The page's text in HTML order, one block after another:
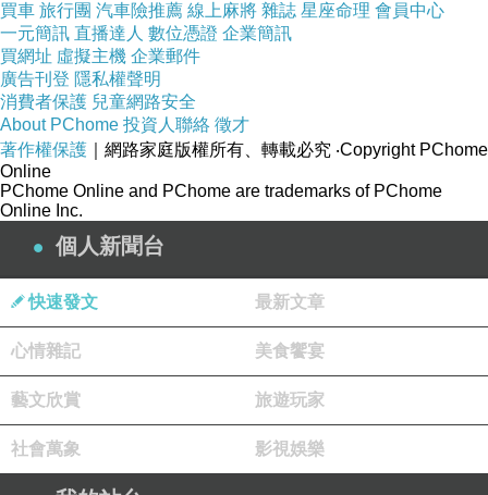
買車 旅行團 汽車險推薦 線上麻將 雜誌 星座命理 會員中心
一元簡訊 直播達人 數位憑證 企業簡訊
買網址 虛擬主機 企業郵件
廣告刊登 隱私權聲明
消費者保護 兒童網路安全
About PChome 投資人聯絡 徵才
著作權保護 ｜網路家庭版權所有、轉載必究 ‧Copyright PChome
Online
PChome Online and PChome are trademarks of PChome
Online Inc.
個人新聞台
快速發文 最新文章
心情雜記 美食饗宴
藝文欣賞 旅遊玩家
社會萬象 影視娛樂